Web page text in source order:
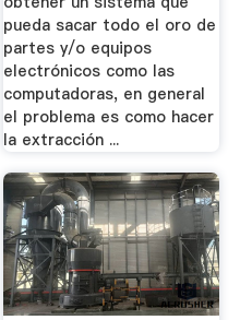
pueda sacar todo el oro de
partes y/o equipos
electrónicos como las
computadoras, en general
el problema es como hacer
la extracción ...